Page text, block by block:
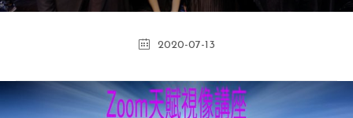
2020-07-13